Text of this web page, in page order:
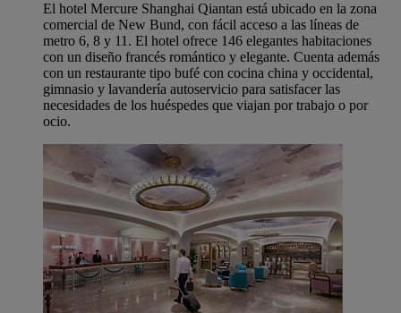
El hotel Mercure Shanghai Qiantan está ubicado en la zona
comercial de New Bund, con fácil acceso a las líneas de
metro 6, 8 y 11. El hotel ofrece 146 elegantes habitaciones
con un diseño francés romántico y elegante. Cuenta además
con un restaurante tipo bufé con cocina china y occidental,
gimnasio y lavandería autoservicio para satisfacer las
necesidades de los huéspedes que viajan por trabajo o por
ocio.